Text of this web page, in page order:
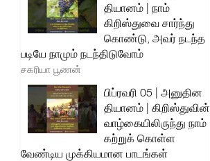
தியானம் | நாம்
கிறிஸ்துவை சார்ந்து
கொண்டு, அவர் நடந்த
படியே நாமும் நடந்திடுவோம்
சகரியா பூணன்
பிப்ரவரி 05 | அனுதின
தியானம் | கிறிஸ்துவின்
வாழ்கையிலிருந்து நாம்
கற்றுக் கொள்ள
வேண்டிய முக்கியமான பாடங்கள்